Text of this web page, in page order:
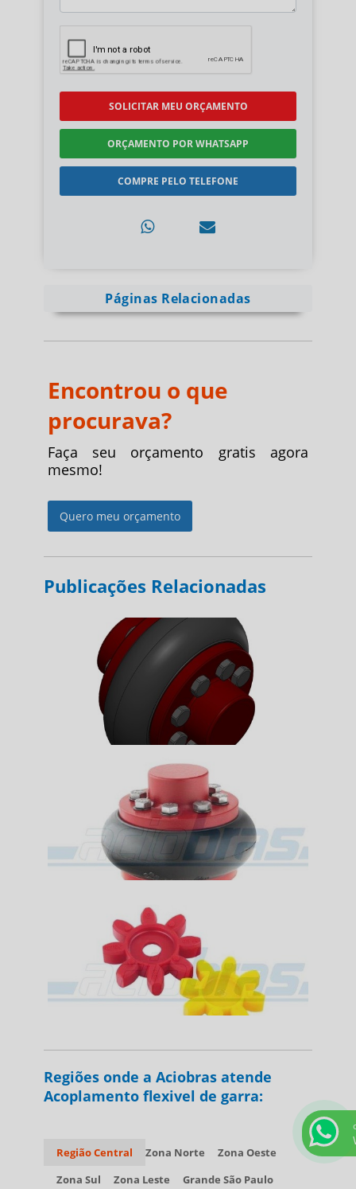
SOLICITAR MEU ORÇAMENTO
ORÇAMENTO POR WHATSAPP
COMPRE PELO TELEFONE
Páginas Relacionadas
Encontrou o que
procurava?
Faça seu orçamento gratis agora
mesmo!
Quero meu orçamento
Publicações Relacionadas
Regiões onde a Aciobras atende
Acoplamento flexivel de garra:
Região Central Zona Norte
Zona Oeste
Zona Sul
Zona Leste
Grande São Paulo